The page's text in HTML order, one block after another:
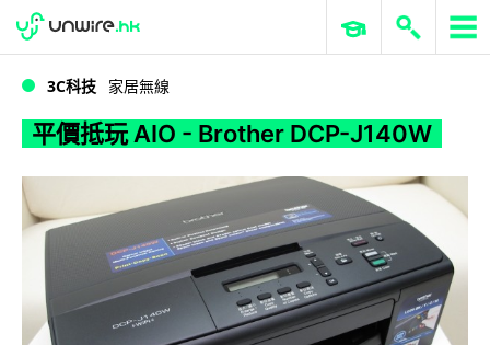
平價抵玩 AIO - Brother DCP-J140W
WWDC 2026 ERP 與商業 AI
3C科技 家居無線
平價抵玩 AIO - Brother DCP-J140W